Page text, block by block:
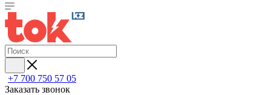
+7 700 750 57 05
Заказать звонок